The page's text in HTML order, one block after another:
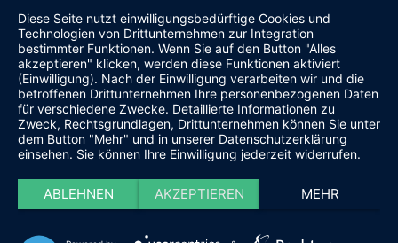
Diese Seite nutzt einwilligungsbedürftige Cookies und
Technologien von Drittunternehmen zur Integration
bestimmter Funktionen. Wenn Sie auf den Button "Alles
akzeptieren" klicken, werden diese Funktionen aktiviert
(Einwilligung). Nach der Einwilligung verarbeiten wir und die
betroffenen Drittunternehmen Ihre personenbezogenen Daten
für verschiedene Zwecke. Detaillierte Informationen zu
Zweck, Rechtsgrundlagen, Drittunternehmen können Sie unter
dem Button "Mehr" und in unserer Datenschutzerklärung
einsehen. Sie können Ihre Einwilligung jederzeit widerrufen.
ABLEHNEN AKZEPTIEREN MEHR